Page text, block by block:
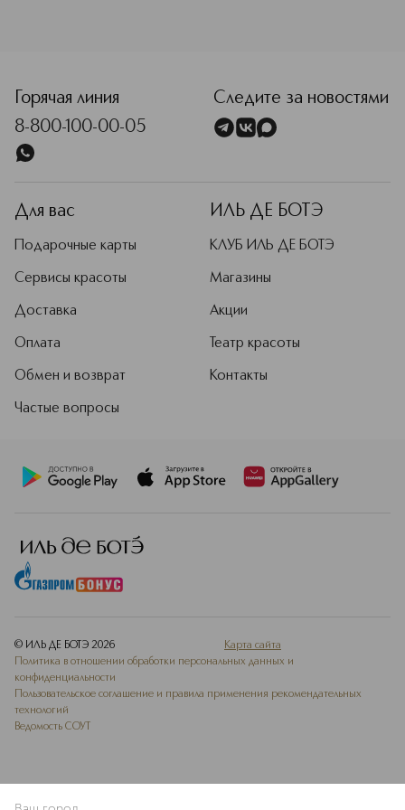
Горячая линия
8-800-100-00-05
Следите за новостями
Для вас
Подарочные карты
Сервисы красоты
Доставка
Оплата
Обмен и возврат
Частые вопросы
ИЛЬ ДЕ БОТЭ
КЛУБ ИЛЬ ДЕ БОТЭ
Магазины
Акции
Театр красоты
Контакты
© ИЛЬ ДЕ БОТЭ 2026
Карта сайта
Политика в отношении обработки персональных данных и
конфиденциальности
Пользовательское соглашение и правила применения рекомендательных
технологий
Ведомость СОУТ